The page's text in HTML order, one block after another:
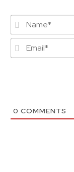
0 COMMENTS